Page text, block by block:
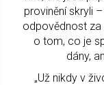
provinění skryli
odpovědnost
o tom, co je
dány,
„Už nikdy v